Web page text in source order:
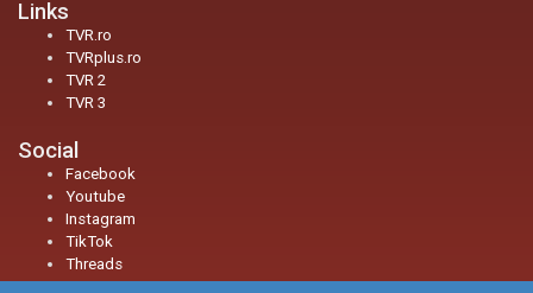
Links
TVR.ro
TVRplus.ro
TVR 2
TVR 3
Social
Facebook
Youtube
Instagram
TikTok
Threads